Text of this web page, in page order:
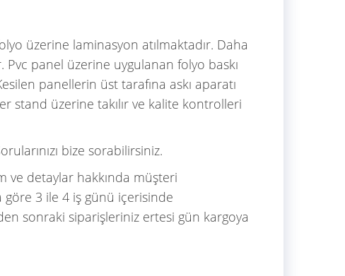
üzerine laminasyon atılmaktadır. Daha
Pvc panel üzerine uygulanan folyo baskı
panellerin üst tarafına askı aparatı
stand üzerine takılır ve kalite kontrolleri
bize sorabilirsiniz.
ve detaylar hakkında müşteri
göre 3 ile 4 iş günü içerisinde
sonraki siparişleriniz ertesi gün kargoya